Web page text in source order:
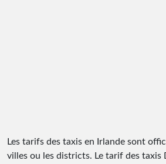
Les tarifs des taxis en Irlande sont
villes ou les districts. Le tarif des taxis